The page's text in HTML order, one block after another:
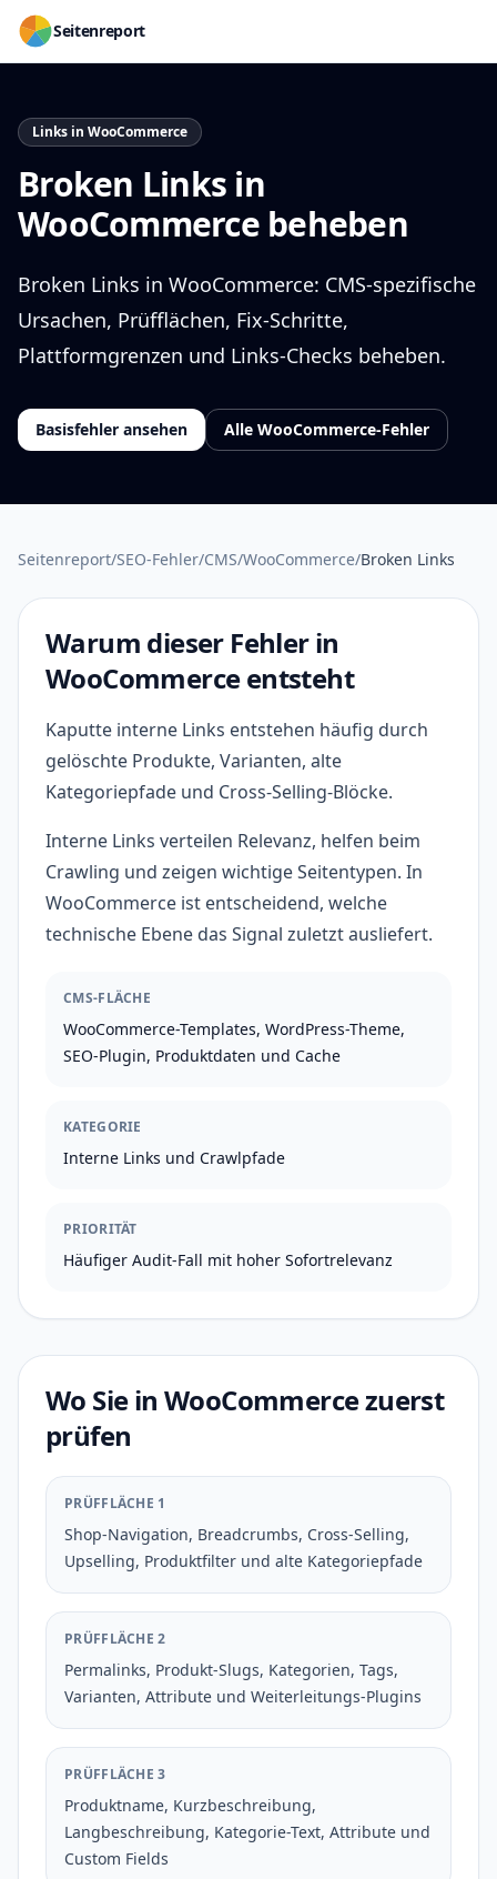
Seitenreport
Links in WooCommerce
Broken Links in
WooCommerce beheben
Broken Links in WooCommerce: CMS-spezifische
Ursachen, Prüfflächen, Fix-Schritte,
Plattformgrenzen und Links-Checks beheben.
Basisfehler ansehen Alle WooCommerce-Fehler
Seitenreport/SEO-Fehler/CMS/WooCommerce/Broken Links
Warum dieser Fehler in
WooCommerce entsteht
Kaputte interne Links entstehen häufig durch
gelöschte Produkte, Varianten, alte
Kategoriepfade und Cross-Selling-Blöcke.
Interne Links verteilen Relevanz, helfen beim
Crawling und zeigen wichtige Seitentypen. In
WooCommerce ist entscheidend, welche
technische Ebene das Signal zuletzt ausliefert.
CMS-FLÄCHE
WooCommerce-Templates, WordPress-Theme,
SEO-Plugin, Produktdaten und Cache
KATEGORIE
Interne Links und Crawlpfade
PRIORITÄT
Häufiger Audit-Fall mit hoher Sofortrelevanz
Wo Sie in WooCommerce zuerst
prüfen
PRÜFFLÄCHE 1
Shop-Navigation, Breadcrumbs, Cross-Selling,
Upselling, Produktfilter und alte Kategoriepfade
PRÜFFLÄCHE 2
Permalinks, Produkt-Slugs, Kategorien, Tags,
Varianten, Attribute und Weiterleitungs-Plugins
PRÜFFLÄCHE 3
Produktname, Kurzbeschreibung,
Langbeschreibung, Kategorie-Text, Attribute und
Custom Fields